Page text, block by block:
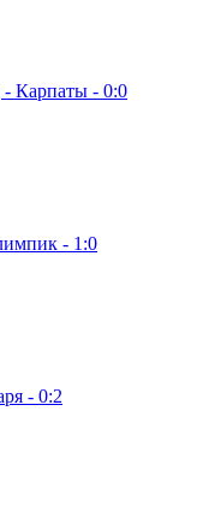
Карпаты - 0:0
- 1:0
- 0:2